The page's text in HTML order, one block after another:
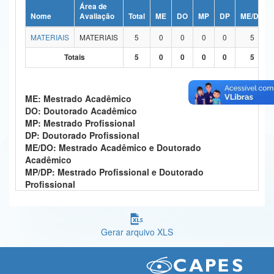
Ministério da Ciência, Tecnologia, Inovações e Comunicações
Ministério do Meio Ambiente
Controladoria-Geral da União
Ministério da Mulher, da Família e dos Direitos Humanos
Secretaria-Geral
Secretaria de Governo
Nome
Área de
Avaliação
Total ME DO MP DP
ME/DO
MATERIAIS
MATERIAIS 5 0 0 0 0
5
Totais
5 0 0 0 0 5
ME: Mestrado Acadêmico
DO: Doutorado Acadêmico
MP: Mestrado Profissional
DP: Doutorado Profissional
ME/DO: Mestrado Acadêmico e Doutorado
Acadêmico
MP/DP: Mestrado Profissional e Doutorado
Profissional
Gerar arquivo XLS